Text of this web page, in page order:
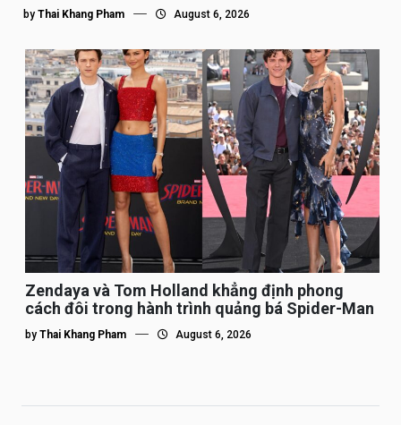
by Thai Khang Pham August 6, 2026
Zendaya và Tom Holland khẳng định phong
cách đôi trong hành trình quảng bá Spider-Man
by Thai Khang Pham August 6, 2026